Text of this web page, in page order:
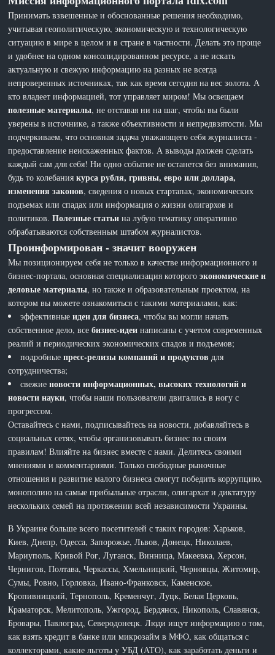
Принимать взвешенные и обоснованные решения необходимо,
учитывая геополитическую, экономическую и технологическую
ситуацию в мире в целом и в стране в частности. Делать это проще
и удобнее на одном консолидированном ресурсе, а не искать
актуальную и свежую информацию на разных не всегда
непроверенных источниках, так как время сегодня на вес золота. А
кто владеет информацией, тот управляет миром! Мы освещаем
полезные материалы, не отставая ни на шаг, чтобы вы были
уверены в источнике, а также объективности и непредвзятости. Мы
подчеркиваем, что основная задача уважающего себя журналиста -
предоставление неискаженных фактов. А выводы должен сделать
каждый сам для себя! Ни одно событие не останется без внимания,
будь то колебаниякурса рубля, гривны, евро или доллара,
изменения законов, сведения о новых стартапах, экономических
подъемах или спадах или информация о жизни олигархов и
политиков.Полезные статьи на лубую тематику оперативно
обрабатываются собственным штабом журналистов.
Проинформирован - значит вооружен
Мы позиционируем себя не только в качестве информационного и
бизнес-портала, основная специализация которогоэкономические и
деловые материалы, но также и образовательным проектом, на
котором вы можете ознакомиться с такими материалами, как:
эффективныеидеи для бизнеса, чтобы вы могли начать
собственное дело, всебизнес-идеи написаны с учетом современных
реалий и периодических экономических спадов и подъемов;
подробныепресс-релизы компаний и продуктов для
сотрудничества;
свежиеновости информационных, высоких технологий и
новости науки, чтобы наши пользователи двигались в ногу с
прогрессом.
Оставайтесь с нами, подписывайтесь на новости, добавляйтесь в
социальных сетях, чтобы организовывать бизнес по своим
правилам! Влияйте на бизнес вместе с нами. Делитесь своими
мнениями и комментариями. Только свободные рыночные
отношения и развитие малого бизнеса смогут победить коррупцию,
монополию на самые прибыльные отрасли, олигархат и диктатуру
нескольких семей на протяжении всей независимости Украины.
В Украине больше всего посетителей с таких городов: Харьков,
Киев, Днепр, Одесса, Запорожье, Львов, Донецк, Николаев,
Мариуполь, Кривой Рог, Луганск, Винница, Макеевка, Херсон,
Чернигов, Полтава, Черкассы, Хмельницкий, Черновцы, Житомир,
Сумы, Ровно, Горловка, Ивано-Франковск, Каменское,
Кропивницкий, Тернополь, Кременчуг, Луцк, Белая Церковь,
Краматорск, Мелитополь, Ужгород, Бердянск, Никополь, Славянск,
Бровары, Павлоград, Северодонецк. Люди ищут информацию о том,
как взять кредит в банке или микрозайм в МФО, как общаться с
коллекторами, какие льготы у УБД (АТО), как заработать деньги и